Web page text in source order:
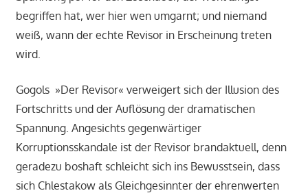
begriffen hat, wer hier wen umgarnt; und niemand
weiß, wann der echte Revisor in Erscheinung treten
wird.
Gogols »Der Revisor« verweigert sich der Illusion des
Fortschritts und der Auflösung der dramatischen
Spannung. Angesichts gegenwärtiger
Korruptionsskandale ist der Revisor brandaktuell, denn
geradezu boshaft schleicht sich ins Bewusstsein, dass
sich Chlestakow als Gleichgesinnter der ehrenwerten